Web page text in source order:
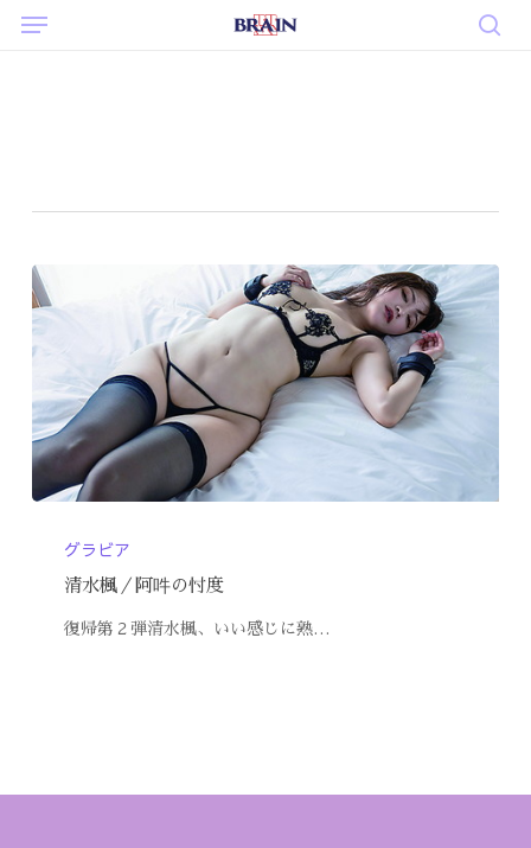
SkipMenu
グラビア
清水楓／阿吽の忖度
復帰第２弾清水楓、いい感じに熟…